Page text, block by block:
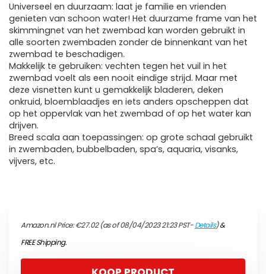
Universeel en duurzaam: laat je familie en vrienden
genieten van schoon water! Het duurzame frame van het
skimmingnet van het zwembad kan worden gebruikt in
alle soorten zwembaden zonder de binnenkant van het
zwembad te beschadigen.
Makkelijk te gebruiken: vechten tegen het vuil in het
zwembad voelt als een nooit eindige strijd. Maar met
deze visnetten kunt u gemakkelijk bladeren, deken
onkruid, bloemblaadjes en iets anders opscheppen dat
op het oppervlak van het zwembad of op het water kan
drijven.
Breed scala aan toepassingen: op grote schaal gebruikt
in zwembaden, bubbelbaden, spa’s, aquaria, visanks,
vijvers, etc.
Amazon.nl Price:€27.02(as of 08/04/2023 21:23 PST-Details)&
FREE Shipping.